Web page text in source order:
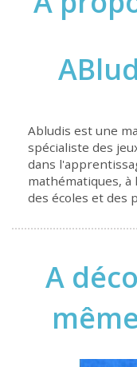
Abludis est une
spécialiste des
dans
mathématiques,
des écoles et des
A